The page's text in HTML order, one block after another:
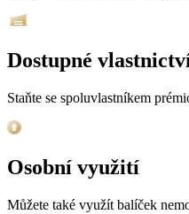
Dostupné
Staňte se spoluvlastníkem
Osobní využití
Můžete také využít balíček